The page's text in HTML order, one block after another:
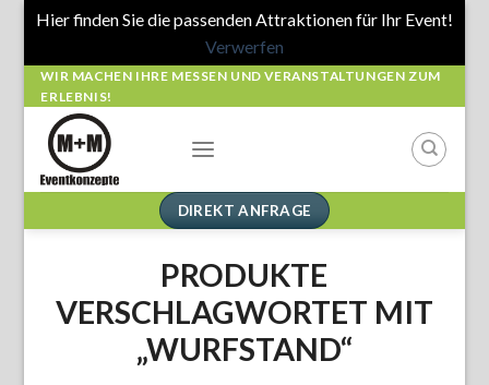
Hier finden Sie die passenden Attraktionen für Ihr Event!
Verwerfen
Skip
to
content
WIR MACHEN IHRE MESSEN UND VERANSTALTUNGEN ZUM
ERLEBNIS!
DIREKT ANFRAGE
PRODUKTE
VERSCHLAGWORTET MIT
„WURFSTAND“